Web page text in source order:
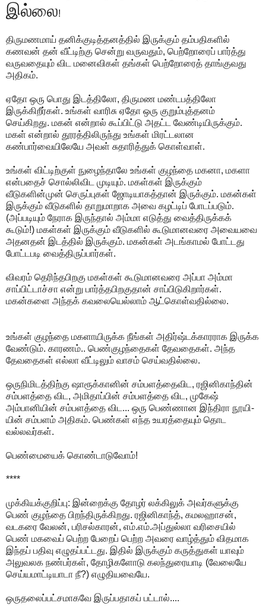
இல்லை!
திருமணமாய் தனிக்குடித்தனத்தில் இருக்கும் தம்பதிகளில்
கணவன் தன் வீட்டிற்கு சென்று வருவதும், பெற்றோரைப் பார்த்து
வருவதையும் விட மனைவிகள் தங்கள் பெற்றோரைத் தாங்குவது
அதிகம்.
ஏதோ ஒரு பொது இடத்திலோ, திருமண மண்டபத்திலோ
இருக்கிறீர்கள். உங்கள் வாரிசு ஏதோ ஒரு குறும்புத்தனம்
செய்கிறது. மகன் என்றால் கூப்பிட்டு அதட்ட வேண்டியிருக்கும்.
மகள் என்றால் தூரத்திலிருந்து உங்கள் மிரட்டலான
கண்பார்வையிலேயே அவள் சுதாரித்துக் கொள்வாள்.
உங்கள் விட்டிற்குள் நுழைந்தாலே உங்கள் குழந்தை மகனா, மகளா
என்பதைச் சொல்லிவிட முடியும். மகள்கள் இருக்கும்
வீடுகளின்முன் செருப்புகள் ஜோடியாகத்தான் இருக்கும். மகன்கள்
இருக்கும் வீடுகளில் தாறுமாறாக அவை கழட்டிப் போடப்படும்.
(அப்படியும் நேராக இருந்தால் அம்மா எடுத்து வைத்திருக்கக்
கூடும்!) மகள்கள் இருக்கும் வீடுகளில் கூடுமானவரை அவையவை
அதனதன் இடத்தில் இருக்கும். மகன்கள் அடங்காமல் போட்டது
போட்டபடி வைத்திருப்பார்கள்.
விவரம் தெரிந்தபிறகு மகள்கள் கூடுமானவரை அப்பா அம்மா
சாப்பிட்டாச்சா என்று பார்த்தபிறகுதான் சாப்பிடுகிறார்கள்.
மகன்களை அந்தக் கவலையெல்லாம் ஆட்கொள்வதில்லை.
உங்கள் குழந்தை மகளாயிருக்க நீங்கள் அதிர்ஷ்டக்காரராக இருக்க
வேண்டும். காரணம்.. பெண்குழந்தைகள் தேவதைகள். அந்த
தேவதைகள் எல்லா வீட்டிலும் வாசம் செய்வதில்லை.
ஒருநிமிடத்திற்கு ஷாரூக்கானின் சம்பளத்தைவிட, ரஜினிகாந்தின்
சம்பளத்தை விட, அமிதாப்பின் சம்பளத்தை விட, முகேஷ்
அம்பானியின் சம்பளத்தை விட... ஒரு பெண்ணான இந்திரா நூயி-
யின் சம்பளம் அதிகம். பெண்கள் எந்த உயரத்தையும் தொட
வல்லவர்கள்.
பெண்மையைக் கொண்டாடுவோம்!
****
முக்கியக்குறிப்பு: இன்றைக்கு தோழர் லக்கிலுக் அவர்களுக்கு
பெண் குழந்தை பிறந்திருக்கிறது. ரஜினிகாந்த், கமலஹாசன்,
வடகரை வேலன், பரிசல்காரன், எம்.எம்.அப்துல்லா வரிசையில்
பெண் மகவைப் பெற்ற பேறைப் பெற்ற அவரை வாழ்த்தும் விதமாக
இந்தப் பதிவு எழுதப்பட்டது. இதில் இருக்கும் கருத்துகள் யாவும்
அலுவலக நண்பர்கள், தோழிகளோடு கலந்துரையாடி (வேலையே
செய்யமாட்டியாடா நீ?) எழுதியவையே.
ஒருதலைப்பட்சமாகவே இருப்பதாகப் பட்டால்....